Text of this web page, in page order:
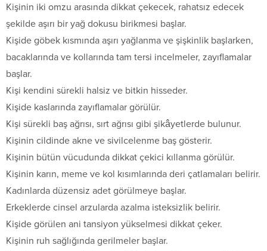
Kişinin iki omzu arasında dikkat çekecek, rahatsız edecek
şekilde aşırı bir yağ dokusu birikmesi başlar.
Kişide göbek kısmında aşırı yağlanma ve şişkinlik başlarken,
bacaklarında ve kollarında tam tersi incelmeler, zayıflamalar
başlar.
Kişi kendini sürekli halsiz ve bitkin hisseder.
Kişide kaslarında zayıflamalar görülür.
Kişi sürekli baş ağrısı, sırt ağrısı gibi şikâyetlerde bulunur.
Kişinin cildinde akne ve sivilcelenme baş gösterir.
Kişinin bütün vücudunda dikkat çekici kıllanma görülür.
Kişinin karın, meme ve kol kısımlarında deri çatlamaları belirir.
Kadınlarda düzensiz adet görülmeye başlar.
Erkeklerde cinsel arzularda azalma isteksizlik belirir.
Kişide görülen ani tansiyon yükselmesi dikkat çeker.
Kişinin ruh sağlığında gerilmeler başlar.